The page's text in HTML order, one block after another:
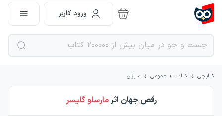
ورود کاربر
کتابچی › کتاب › عمومی › سبزان
رقص جهان اثرمارسلو گلیسر